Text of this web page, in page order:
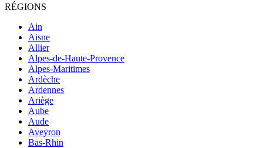
RÉGIONS
Ain
Aisne
Allier
Alpes-de-Haute-Provence
Alpes-Maritimes
Ardèche
Ardennes
Ariège
Aube
Aude
Aveyron
Bas-Rhin